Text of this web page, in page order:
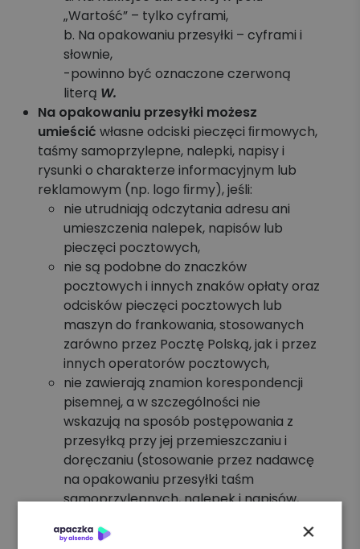
„Wartość” – tylko cyframi,
b. Na opakowaniu przesyłki – cyframi i
słownie,
-powinno być oznaczone czerwoną
literą W.
Na opakowaniu przesyłki możesz
umieścić własne odciski pieczęci ﬁrmowych,
taśmy samoprzylepne, nalepki, napisy i
rysunki o charakterze informacyjnym lub
reklamowym (np. logo ﬁrmy), jeśli:
nie utrudniają odczytania adresu ani
umieszczenia nalepek, napisów lub
pieczęci pocztowych,
nie są podobne do znaczków
pocztowych i innych znaków opłaty oraz
odcisków pieczęci pocztowych lub
maszyn do frankowania, stosowanych
zarówno przez Pocztę Polską, jak i przez
innych operatorów pocztowych,
nie zawierają znamion korespondencji
pisemnej, a w szczególności nie
wskazują na sposób postępowania z
przesyłką przy jej przemieszczaniu i
doręczaniu (stosowanie przez nadawcę
na opakowaniu przesyłki taśm
samoprzylepnych, nalepek i napisów,
z przesyłką przy jej przemieszczaniu i
×